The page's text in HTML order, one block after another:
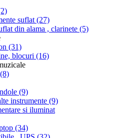
suflat (27)
din alama , clarinete (5)
(31)
blocuri (16)
(8)
(9)
instrumente (9)
si iluminat
(34)